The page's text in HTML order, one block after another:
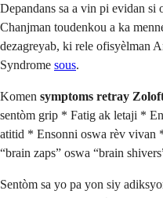
Depandans sa a vin pi evidan si
Chanjman toudenkou a ka
dezagreyab, ki rele ofisyèlman
Syndrome sous.
Komen symptoms retray
sentòm grip * Fatig ak letaji *
atitid * Ensonni oswa rèv vivan
“brain zaps” oswa “brain
Sentòm sa yo pa yon siy